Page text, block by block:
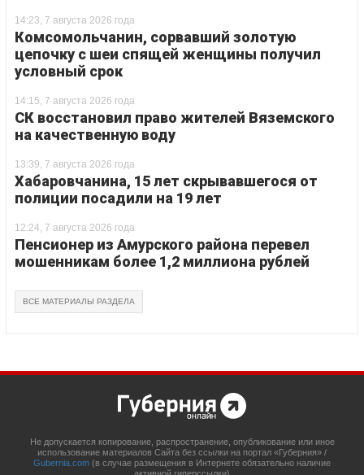
14:23, 7 августа 2026 года
Комсомольчанин, сорвавший золотую
цепочку с шеи спящей женщины получил
условный срок
14:15, 7 августа 2026 года
СК восстановил право жителей Вяземского
на качественную воду
13:39, 7 августа 2026 года
Хабаровчанина, 15 лет скрывавшегося от
полиции посадили на 19 лет
12:24, 7 августа 2026 года
Пенсионер из Амурского района перевел
мошенникам более 1,2 миллиона рублей
ВСЕ МАТЕРИАЛЫ РАЗДЕЛА
Не допускается копирование, распространение, опубликование или иное
использование материалов Сайта без ссылки на портал «Губерния» /
Gubernia.com (в случае размещения в Интернете обязательно наличие